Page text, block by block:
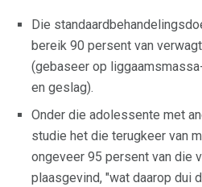
Die
bereik 90 persent van
(gebaseer op
en geslag).
Onder die adolessente met
studie het die terugkeer van
ongeveer 95 persent van die
plaasgevind, "wat daarop dui